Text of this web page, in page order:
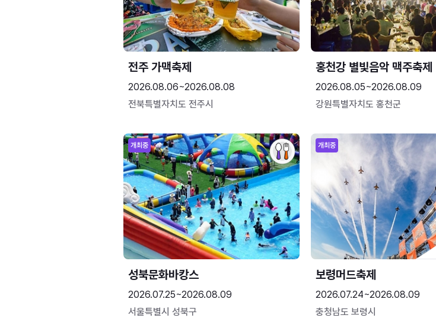
전주 가맥축제
2026.08.06~2026.08.08
전북특별자치도 전주시
홍천강 별빛음악 맥주축제
2026.08.05~2026.08.09
강원특별자치도 홍천군
개최중
성북문화바캉스
2026.07.25~2026.08.09
서울특별시 성북구
개최중
보령머드축제
2026.07.24~2026.08.09
충청남도 보령시